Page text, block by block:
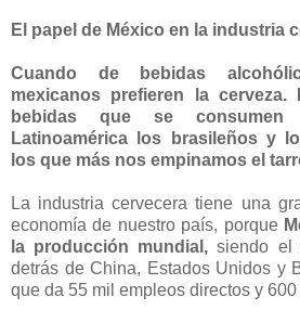
El papel de México en la industria
Cuando de bebidas
mexicanos prefieren la
bebidas que se
Latinoamérica los brasileños y
los que más nos empinamos el
La industria cervecera tiene una
economía de nuestro país, porque
la producción mundial, siendo el
detrás de China, Estados Unidos y
que da 55 mil empleos directos y